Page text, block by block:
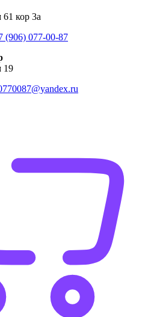
кор 3а
(906) 077-00-87
19